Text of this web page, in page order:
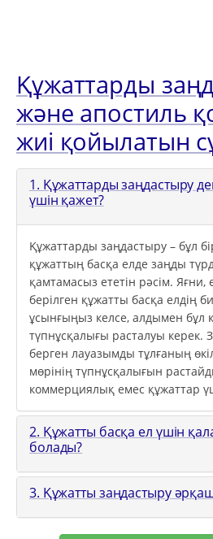
Құжаттарды
және апостиль
жиі қойылатын
1. Құжаттарды заңдастыру
үшін қажет?
Құжаттарды заңдастыру – бұл
құжаттың басқа елде заңды
қамтамасыз ететін рәсім. Яғни,
берілген құжатты басқа елдің
ұсынғыңыз келсе, алдымен бұл
түпнұсқалығы расталуы керек.
берген лауазымды тұлғаның
мөрінің түпнұсқалығын
коммерциялық емес құжаттар
2. Құжатты басқа ел үшін
болады?
3. Құжатты заңдастыру